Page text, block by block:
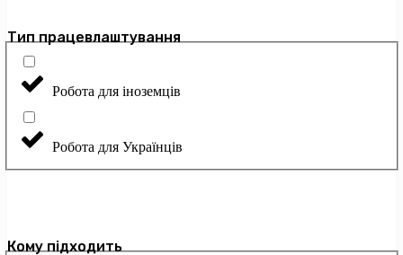
Тип працевлаштування
Робота для іноземців
Робота для Українців
Кому підходить